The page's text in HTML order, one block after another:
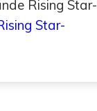
Rising Star-
Star-